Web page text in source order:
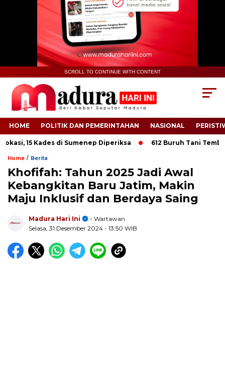
SCROLL TO CONTINUE WITH CONTENT
HOME POLITIK DAN PEMERINTAHAN NASIONAL
15 Kades di Sumenep Diperiksa 612 Buruh Tani
Home / Berita
Khofifah: Tahun 2025 Jadi Awal
Kebangkitan Baru Jatim, Makin
Maju Inklusif dan Berdaya Saing
Madura Hari Ini
- Wartawan
Selasa, 31 Desember 2024 - 13:50 WIB
.